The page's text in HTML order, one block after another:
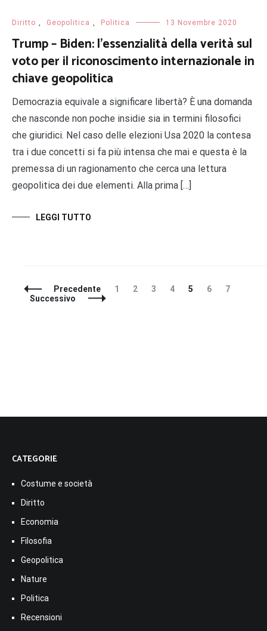
Diritto , Geopolitica , Politica 13 Novembre 2020
Trump – Biden: l’essenzialità della verità sul
voto per il riconoscimento internazionale in
chiave geopolitica
Democrazia equivale a significare libertà? È una domanda
che nasconde non poche insidie sia in termini filosofici
che giuridici. Nel caso delle elezioni Usa 2020 la contesa
tra i due concetti si fa più intensa che mai e questa è la
premessa di un ragionamento che cerca una lettura
geopolitica dei due elementi. Alla prima […]
LEGGI TUTTO
Navigazione
articoli
Precedente Pagina
1 Pagina
2 Pagina
3 Pagina
4 Pagina
5 Pagina
6 Pagina
7
Successivo
CATEGORIE
Costume e società
Diritto
Economia
Filosofia
Geopolitica
Nature
Politica
Recensioni